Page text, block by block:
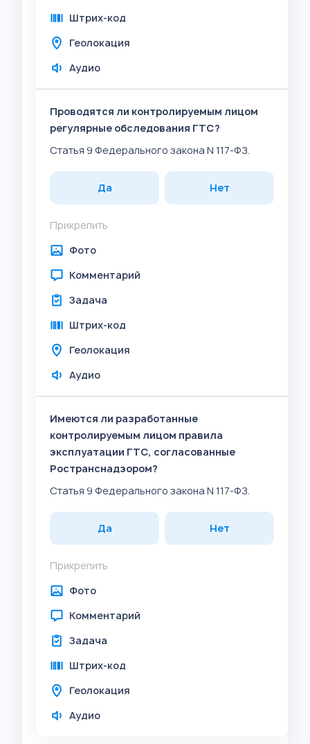
Штрих-код
Геолокация
Аудио
Проводятся ли контролируемым лицом
регулярные обследования ГТС?
Статья 9 Федерального закона N 117-ФЗ.
Да Нет
Прикрепить
Фото
Комментарий
Задача
Штрих-код
Геолокация
Аудио
Имеются ли разработанные
контролируемым лицом правила
эксплуатации ГТС, согласованные
Ространснадзором?
Статья 9 Федерального закона N 117-ФЗ.
Да Нет
Прикрепить
Фото
Комментарий
Задача
Штрих-код
Геолокация
Аудио